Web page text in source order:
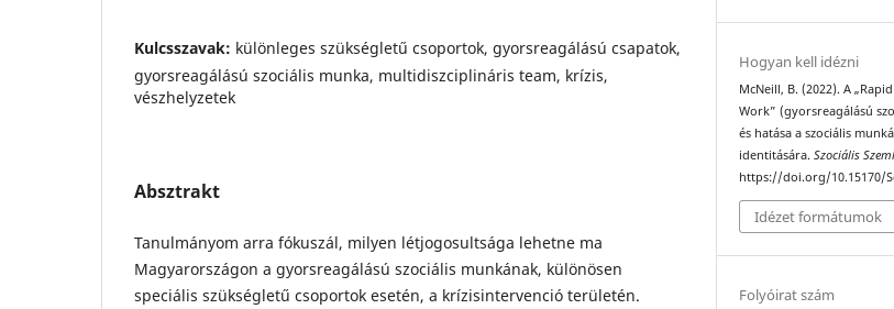
Kulcsszavak: különleges szükségletű csoportok, gyorsreagálású csapatok,
gyorsreagálású szociális munka, multidiszciplináris team, krízis,
vészhelyzetek
Absztrakt
Tanulmányom arra fókuszál, milyen létjogosultsága lehetne ma
Magyarországon a gyorsreagálású szociális munkának, különösen
speciális szükségletű csoportok esetén, a krízisintervenció területén.
Hogyan kell idézni
McNeill, B. (2022). A
Work” (gyorsreagálású
és hatása a szociális
identitására.Szociális
https://doi.org/10.15170/
Idézet formátumok
Folyóirat szám